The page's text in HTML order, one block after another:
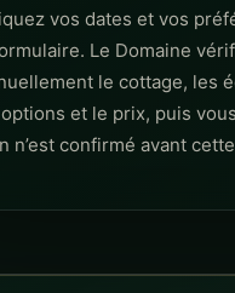
vos dates et vos
Le Domaine
le cottage, les
et le prix, puis
n’est confirmé avant